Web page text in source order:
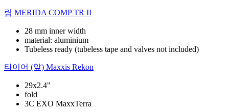
림 MERIDA COMP TR II
28 mm inner width
material: aluminium
Tubeless ready (tubeless tape and valves not included)
타이어 (앞) Maxxis Rekon
29x2.4"
fold
3C EXO MaxxTerra